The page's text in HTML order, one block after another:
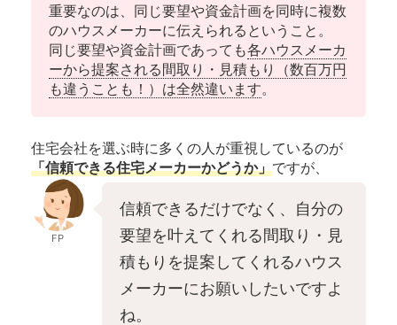
重要なのは、同じ要望や資金計画を同時に複数
のハウスメーカーに伝えられるということ。
同じ要望や資金計画であっても各ハウスメーカ
ーから提案される間取り・見積もり（数百万円
も違うことも！）は全然違います。
住宅会社を選ぶ時に多くの人が重視しているのが
「信頼できる住宅メーカーかどうか」ですが、
FP
信頼できるだけでなく、自分の
要望を叶えてくれる間取り・見
積もりを提案してくれるハウス
メーカーにお願いしたいですよ
ね。